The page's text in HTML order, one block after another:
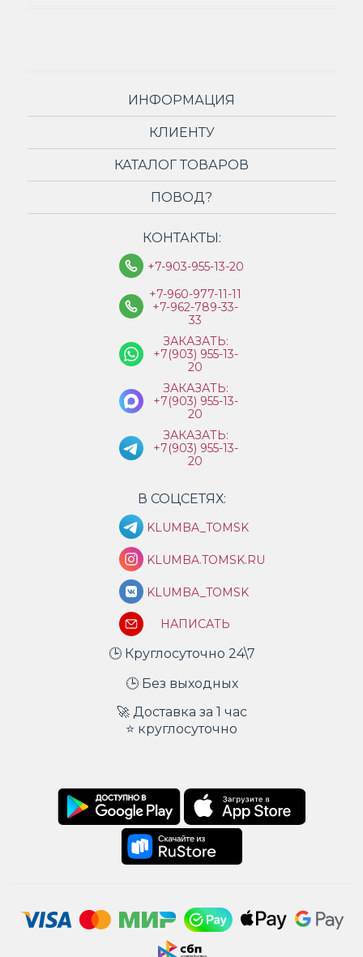
ИНФОРМАЦИЯ
КЛИЕНТУ
КАТАЛОГ ТОВАРОВ
ПОВОД?
КОНТАКТЫ:
+7-903-955-13-20
+7-960-977-11-11
+7-962-789-33-
33
ЗАКАЗАТЬ:
+7(903) 955-13-
20
ЗАКАЗАТЬ:
+7(903) 955-13-
20
ЗАКАЗАТЬ:
+7(903) 955-13-
20
В СОЦСЕТЯХ:
KLUMBA_TOMSK
KLUMBA.TOMSK.RU
KLUMBA_TOMSK
НАПИСАТЬ
🕒 Круглосуточно 24\7
🕒 Без выходных
🚀 Доставка за 1 час
⭐ круглосуточно